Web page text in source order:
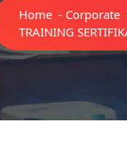
Home - Corporate
TRAINING